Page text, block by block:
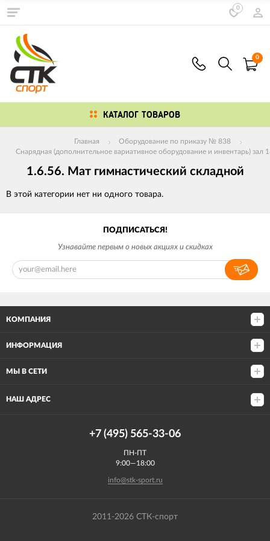
0
0
КАТАЛОГ ТОВАРОВ
Главная
Оборудование по приказу № 838
Снарядная (дополнительное вариативное оборудование и инвентарь) зал
1.6.56. Мат гимнастический складной
В этой категории нет ни одного товара.
ПОДПИСАТЬСЯ!
Узнавайте первым о новых акциях и скидках
КОМПАНИЯ
ИНФОРМАЦИЯ
МЫ В СЕТИ
НАШ АДРЕС
+7 (495) 565-33-06
ПН-ПТ
9:00—18:00
info@stk-sport.ru
2011-2026 СТК-спорт